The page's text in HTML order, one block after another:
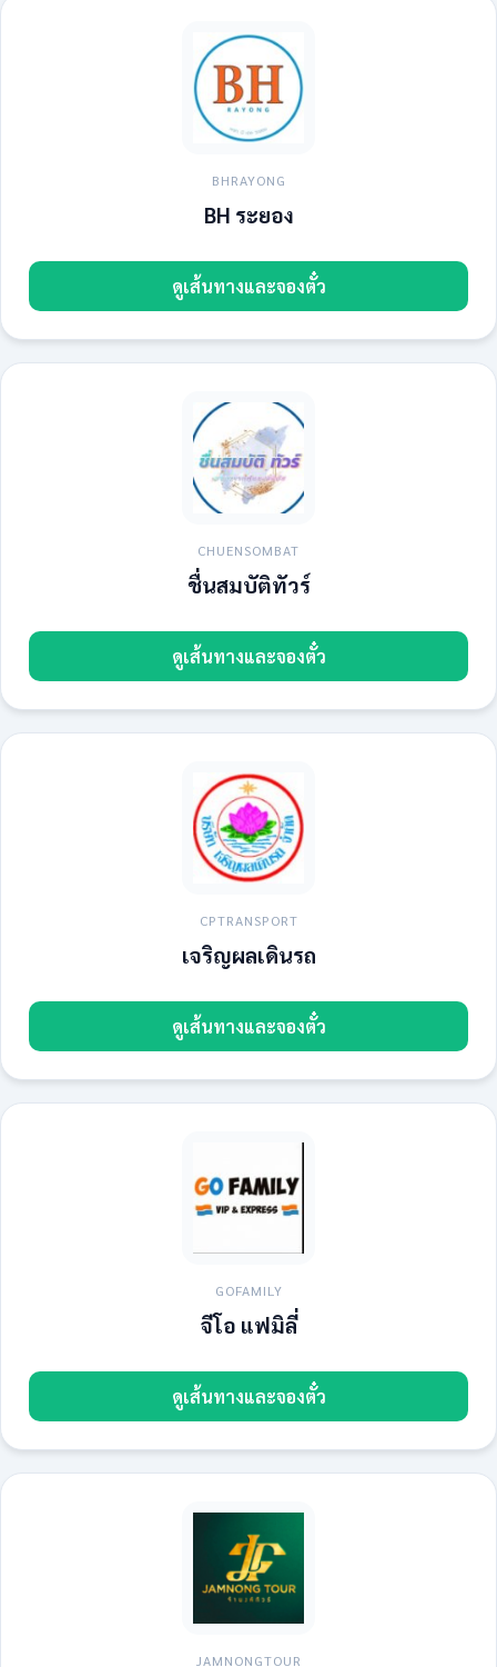
BHRAYONG
BH ระยอง
ดูเส้นทางและจองตั๋ว
CHUENSOMBAT
ชื่นสมบัติทัวร์
ดูเส้นทางและจองตั๋ว
CPTRANSPORT
เจริญผลเดินรถ
ดูเส้นทางและจองตั๋ว
GOFAMILY
จีโอ แฟมิลี่
ดูเส้นทางและจองตั๋ว
JAMNONGTOUR